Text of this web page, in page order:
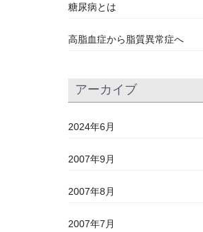
糖尿病とは
高脂血症から脂質異常症へ
アーカイブ
2024年6月
2007年9月
2007年8月
2007年7月